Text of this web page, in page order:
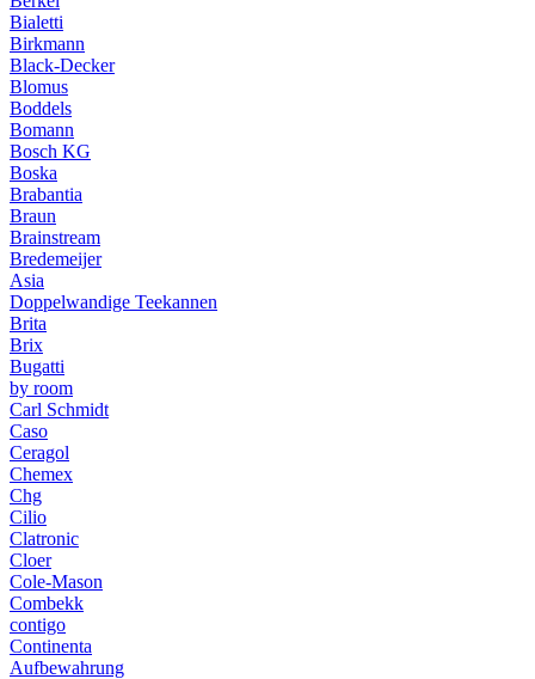
Bialetti
Birkmann
Black-Decker
Blomus
Boddels
Bomann
Bosch KG
Boska
Brabantia
Braun
Brainstream
Bredemeijer
Asia
Doppelwandige Teekannen
Brita
Brix
Bugatti
by room
Carl Schmidt
Caso
Ceragol
Chemex
Chg
Cilio
Clatronic
Cloer
Cole-Mason
Combekk
contigo
Continenta
Aufbewahrung